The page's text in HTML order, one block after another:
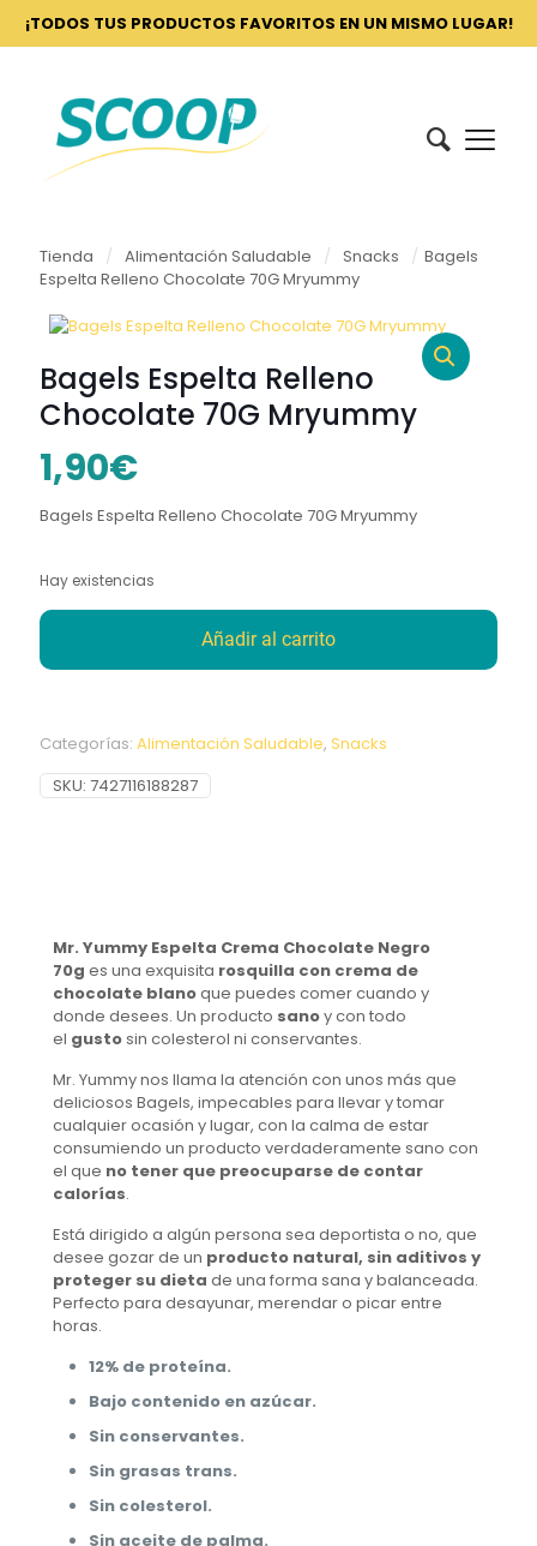
¡TODOS TUS PRODUCTOS FAVORITOS EN UN MISMO LUGAR!
Tienda / Alimentación Saludable / Snacks / Bagels
Espelta Relleno Chocolate 70G Mryummy
Bagels Espelta Relleno
Chocolate 70G Mryummy
1,90€
Bagels Espelta Relleno Chocolate 70G Mryummy
Hay existencias
Añadir al carrito
Categorías: Alimentación Saludable, Snacks
SKU: 7427116188287
Mr. Yummy Espelta Crema Chocolate Negro
70ges una exquisita rosquilla con crema de
chocolate blanoque puedes comer cuando y
donde desees. Un producto sanoy con todo
el gustosin colesterol ni conservantes.
Mr. Yummy nos llama la atención con unos más que
deliciosos Bagels, impecables para llevar y tomar
cualquier ocasión y lugar, con la calma de estar
consumiendo un producto verdaderamente sano con
el que no tener que preocuparse de contar
calorías.
Está dirigido a algún persona sea deportista o no, que
desee gozar de un producto natural, sin aditivos y
proteger su dieta de una forma sana y balanceada.
Perfecto para desayunar, merendar o picar entre
horas.
12% de proteína.
Bajo contenido en azúcar.
Sin conservantes.
Sin grasas trans.
Sin colesterol.
Sin aceite de palma.